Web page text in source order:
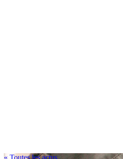
« Toutes les actus